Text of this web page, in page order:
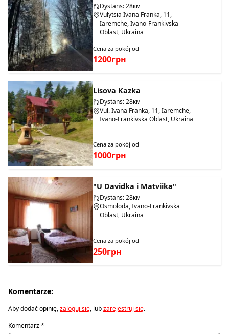
Dystans: 28км
Vulytsia Ivana Franka, 11,
Iaremche, Ivano-Frankivska
Oblast, Ukraina
Cena za pokój od
1200грн
Lisova Kazka
Dystans: 28км
Vul. Ivana Franka, 11, Iaremche,
Ivano-Frankivska Oblast, Ukraina
Cena za pokój od
1000грн
"U Davidka i Matviika"
Dystans: 28км
Osmoloda, Ivano-Frankivska
Oblast, Ukraina
Cena za pokój od
250грн
Komentarze:
Aby dodać opinię,zaloguj się, lubzarejestruj się.
Komentarz*